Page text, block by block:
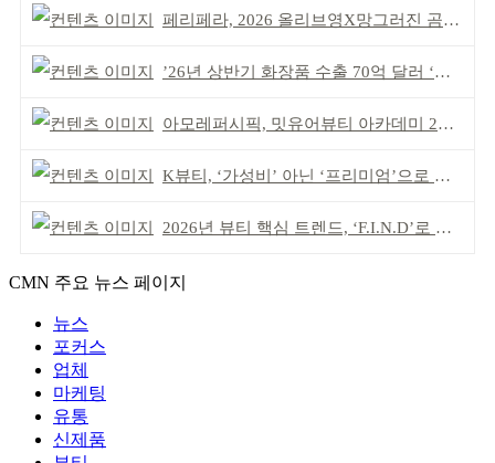
페리페라, 2026 올리브영X망그러진 곰 콜라보
’26년 상반기 화장품 수출 70억 달러 ‘역대 최고’
아모레퍼시픽, 밋유어뷰티 아카데미 2기 발대식
K뷰티, ‘가성비’ 아닌 ‘프리미엄’으로 승부걸어야
2026년 뷰티 핵심 트렌드, ‘F.I.N.D’로 읽는다
CMN 주요 뉴스 페이지
뉴스
포커스
업체
마케팅
유통
신제품